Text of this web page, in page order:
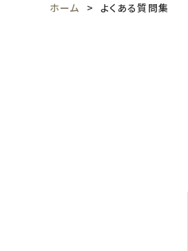
ホーム よくある質問集